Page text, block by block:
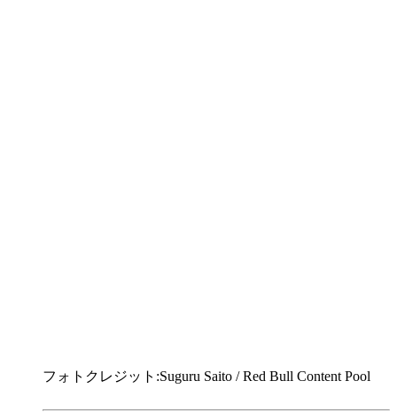
フォトクレジット:Suguru Saito / Red Bull Content Pool